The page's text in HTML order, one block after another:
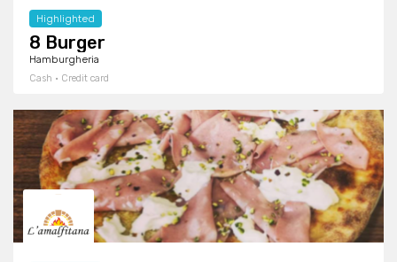
Highlighted
8 Burger
Hamburgheria
Cash · Credit card